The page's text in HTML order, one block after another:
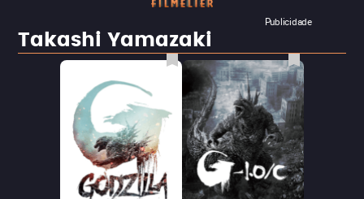
Publicidade
Takashi Yamazaki